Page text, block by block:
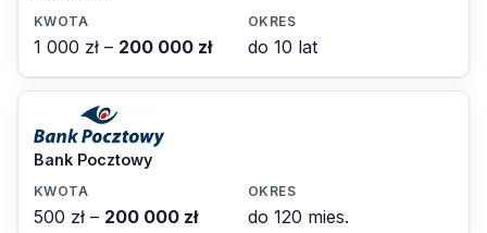
1 000 zł – 200 000 zł do 10 lat
Bank Pocztowy
500 zł – 200 000 zł do 120 mies.